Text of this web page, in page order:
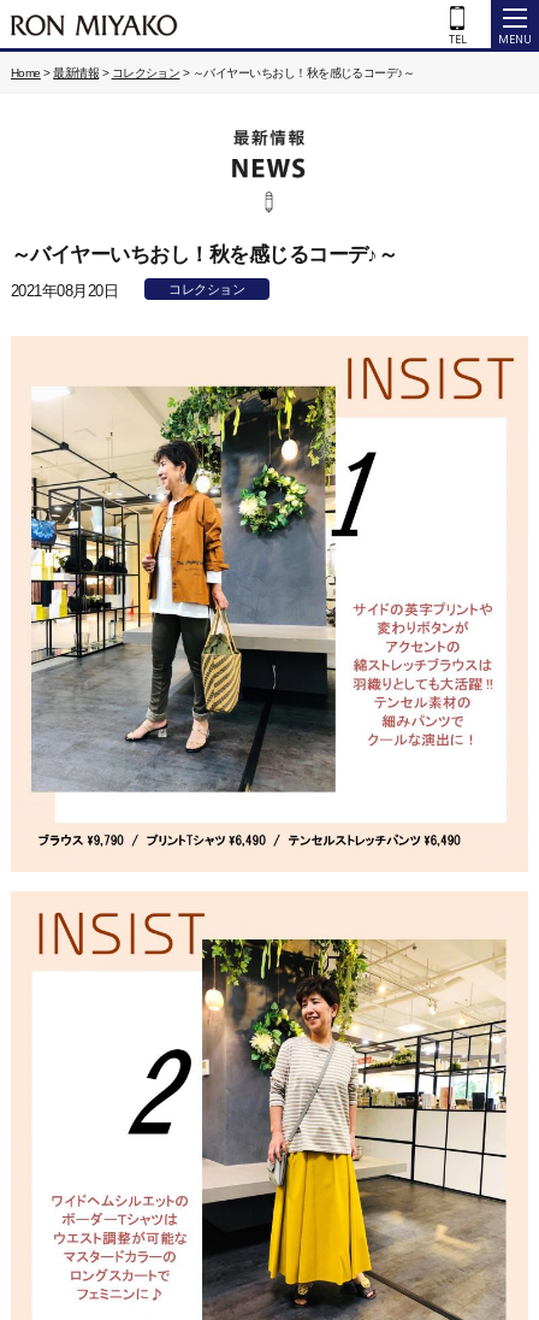
Home >最新情報 > コレクション > ～バイヤーいちおし！秋を感じるコーデ♪～
～バイヤーいちおし！秋を感じるコーデ♪～
2021年08月20日 コレクション